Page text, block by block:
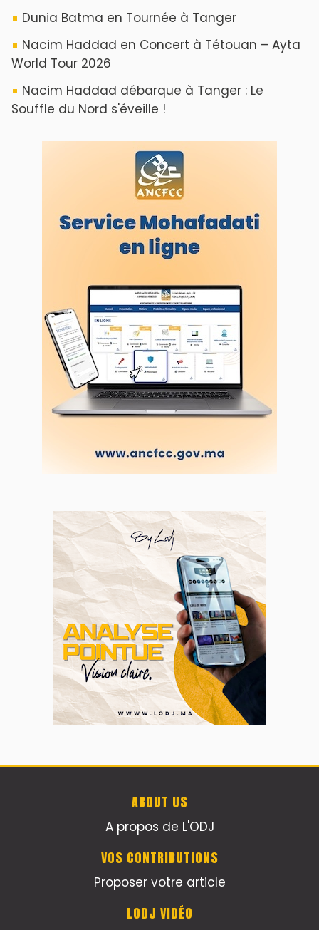
Dunia Batma en Tournée à Tanger
Nacim Haddad en Concert à Tétouan – Ayta
World Tour 2026
Nacim Haddad débarque à Tanger : Le
Souffle du Nord s'éveille !
ABOUT US
A propos de L'ODJ
VOS CONTRIBUTIONS
Proposer votre article
LODJ VIDÉO